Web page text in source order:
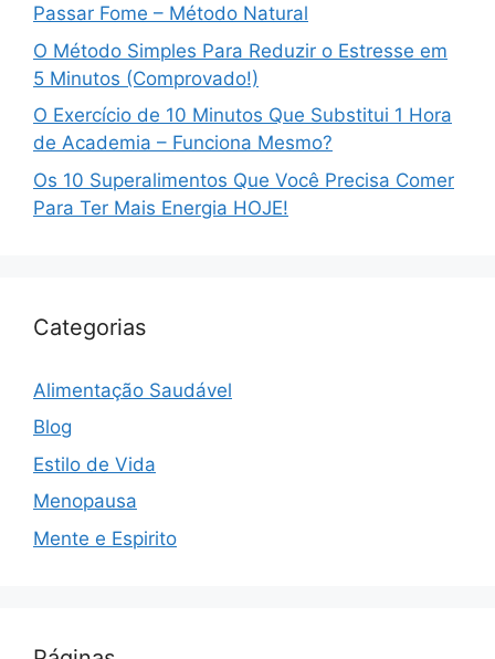
Passar Fome – Método Natural
O Método Simples Para Reduzir o Estresse em
5 Minutos (Comprovado!)
O Exercício de 10 Minutos Que Substitui 1 Hora
de Academia – Funciona Mesmo?
Os 10 Superalimentos Que Você Precisa Comer
Para Ter Mais Energia HOJE!
Categorias
Alimentação Saudável
Blog
Estilo de Vida
Menopausa
Mente e Espirito